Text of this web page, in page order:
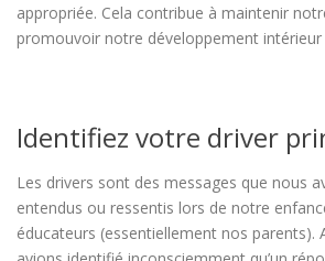
appropriée. Cela contribue à maintenir
promouvoir notre développement
Identifiez votre driver
Les drivers sont des messages que nous
entendus ou ressentis lors de notre
éducateurs (essentiellement nos parents).